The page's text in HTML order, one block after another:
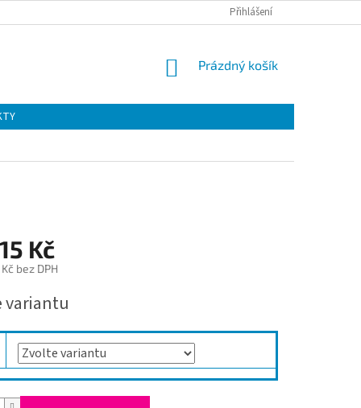
Přihlášení
NÁKUPNÍ
Prázdný košík
Kč
bez DPH
variantu